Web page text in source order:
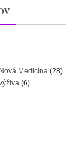
Medicína (28)
(6)